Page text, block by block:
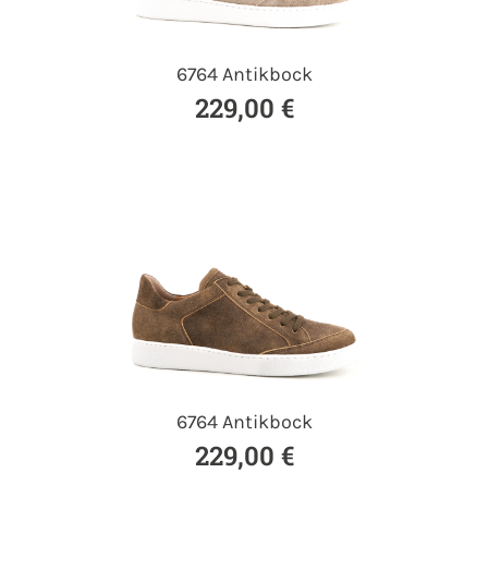
6764 Antikbock
229,00 €
6764 Antikbock
229,00 €